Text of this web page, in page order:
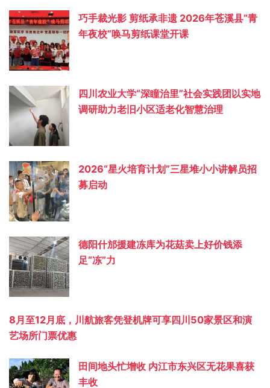
巧手裁光影 剪纸承非遗 2026年苍溪县“青
年夜校”唤马剪纸课堂开课
四川农业大学“深瞳治里”社会实践团以实地
调研助力老旧小区适老化智慧治理
2026“星火培育计划”三星堆小小讲解员招
募启动
德阳什邡援建冻库为花菇卖上好价钱添
足“冻”力
8月至12月底，川航旅客凭登机牌可享四川50家景区和演
艺场所门票优惠
田间地头忙增收 内江市东兴区无花果喜获
丰收